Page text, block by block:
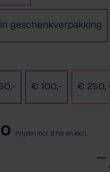
geschenkverpakking
€ 100,- € 250,-
Prijzen incl. BTW en excl.